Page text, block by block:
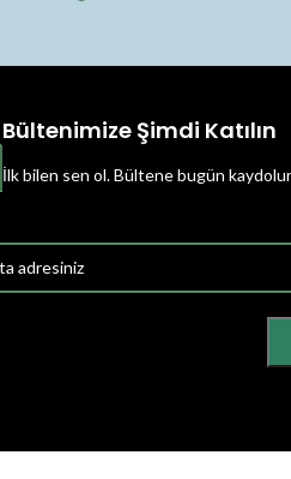
Bültenimize Şimdi Katılın
İlk bilen sen ol.Bültene bugün